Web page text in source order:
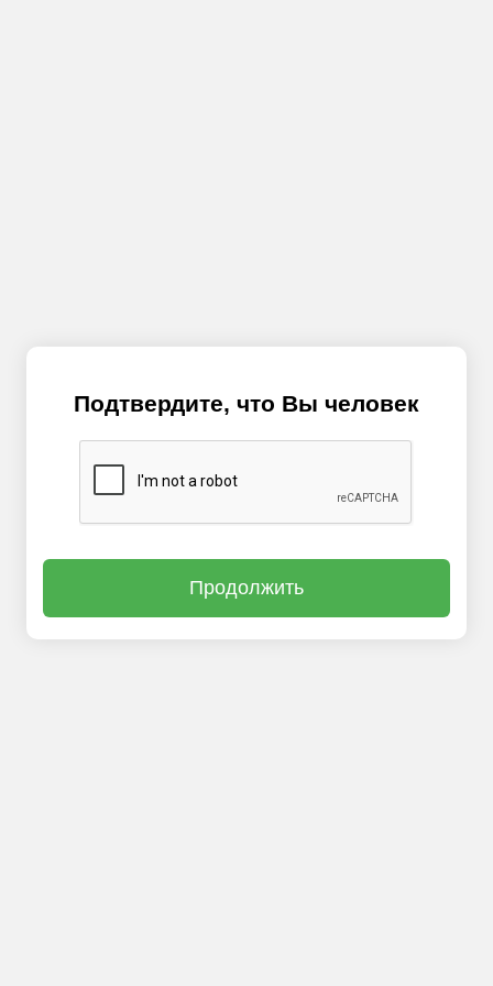
Подтвердите, что Вы человек
Продолжить